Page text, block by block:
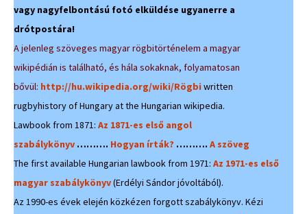
vagy nagyfelbontású fotó elküldése ugyanerre a
drótpostára!
A jelenleg szöveges magyar rögbitörténelem a magyar
wikipédián is található, és hála sokaknak, folyamatosan
bővül: http://hu.wikipedia.org/wiki/Rögbiwritten
rugbyhistory of Hungary at the Hungarian wikipedia.
Lawbook from 1871: Az 1871-es első angol
szabálykönyv ………. Hogyan írták? ………. A szöveg
The first available Hungarian lawbook from 1971: Az 1971-es első
magyar szabálykönyv(Erdélyi Sándor jóvoltából).
Az 1990-es évek elején közkézen forgott szabálykönyv. Kézi